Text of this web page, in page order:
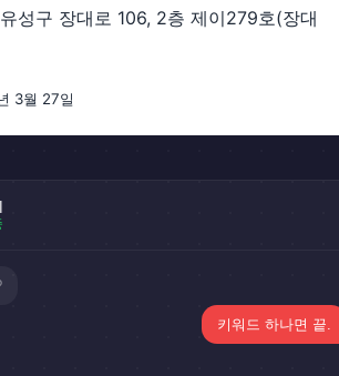
성구 장대로 106, 2층 제이279호(장대
3월 27일
키워드 하나면 끝.